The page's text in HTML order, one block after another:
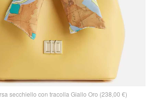
secchiello con tracolla Giallo Oro (238,00 €)